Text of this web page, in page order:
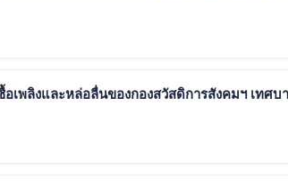
เพลิงและหล่อลื่นของกองสวัสดิการสังคมฯ เทศ